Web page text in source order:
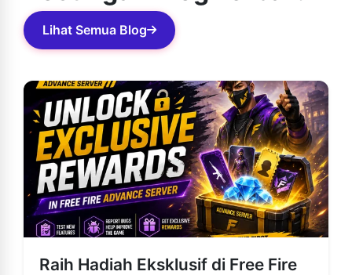
segera diselesaikan.
Lihat Semua Blog
Raih Hadiah Eksklusif di Free Fire